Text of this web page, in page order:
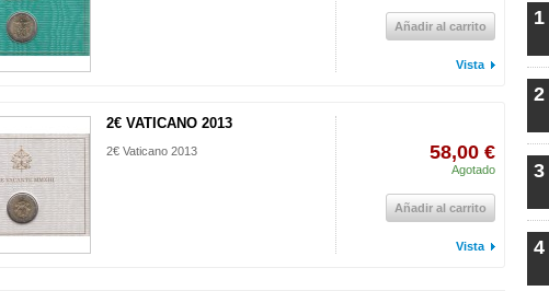
Añadir al carrito
Vista
2€ VATICANO 2013
2€ Vaticano 2013 58,00 €
Agotado
Añadir al carrito
Vista
1
2
3
4